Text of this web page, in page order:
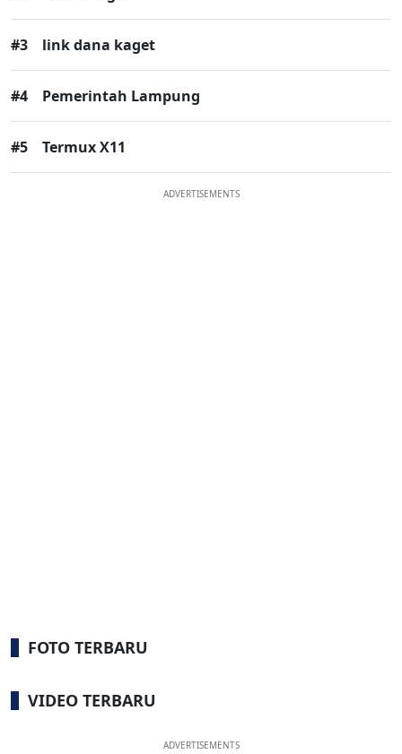
#3 link dana kaget
#4 Pemerintah Lampung
#5 Termux X11
ADVERTISEMENTS
FOTO TERBARU
VIDEO TERBARU
ADVERTISEMENTS